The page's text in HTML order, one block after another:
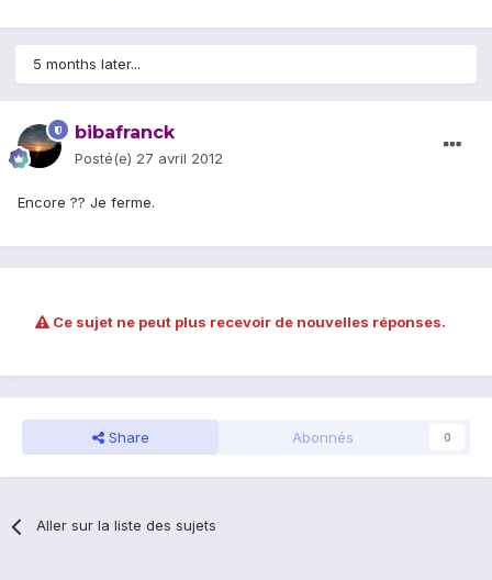
5 months later...
bibafranck
Posté(e) 27 avril 2012
Encore ?? Je ferme.
Ce sujet ne peut plus recevoir de nouvelles réponses.
Share Abonnés 0
Aller sur la liste des sujets